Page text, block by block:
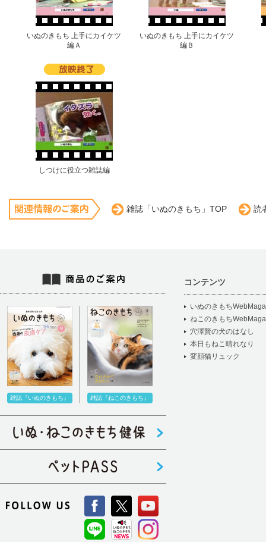
いぬのきもち 上手にカイケツ
編Ａ
いぬのきもち 上手にカイケツ
編Ｂ
しつけに役立つ雑誌編
雑誌「いぬのきもち」TOP 読
雑誌『いぬのきもち』 雑誌『ねこのきもち』
コンテンツ
いぬのきもち
ねこのきもち
穴澤賢の犬のはなし
本日もねこ晴れなり
変顔猫リュック